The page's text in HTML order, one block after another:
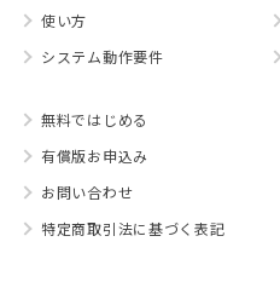
使い方
システム動作要件
無料ではじめる
有償版お申込み
お問い合わせ
特定商取引法に基づく表記